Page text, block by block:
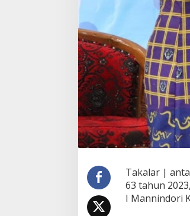
Takalar |
63 tahun
I Mannindori